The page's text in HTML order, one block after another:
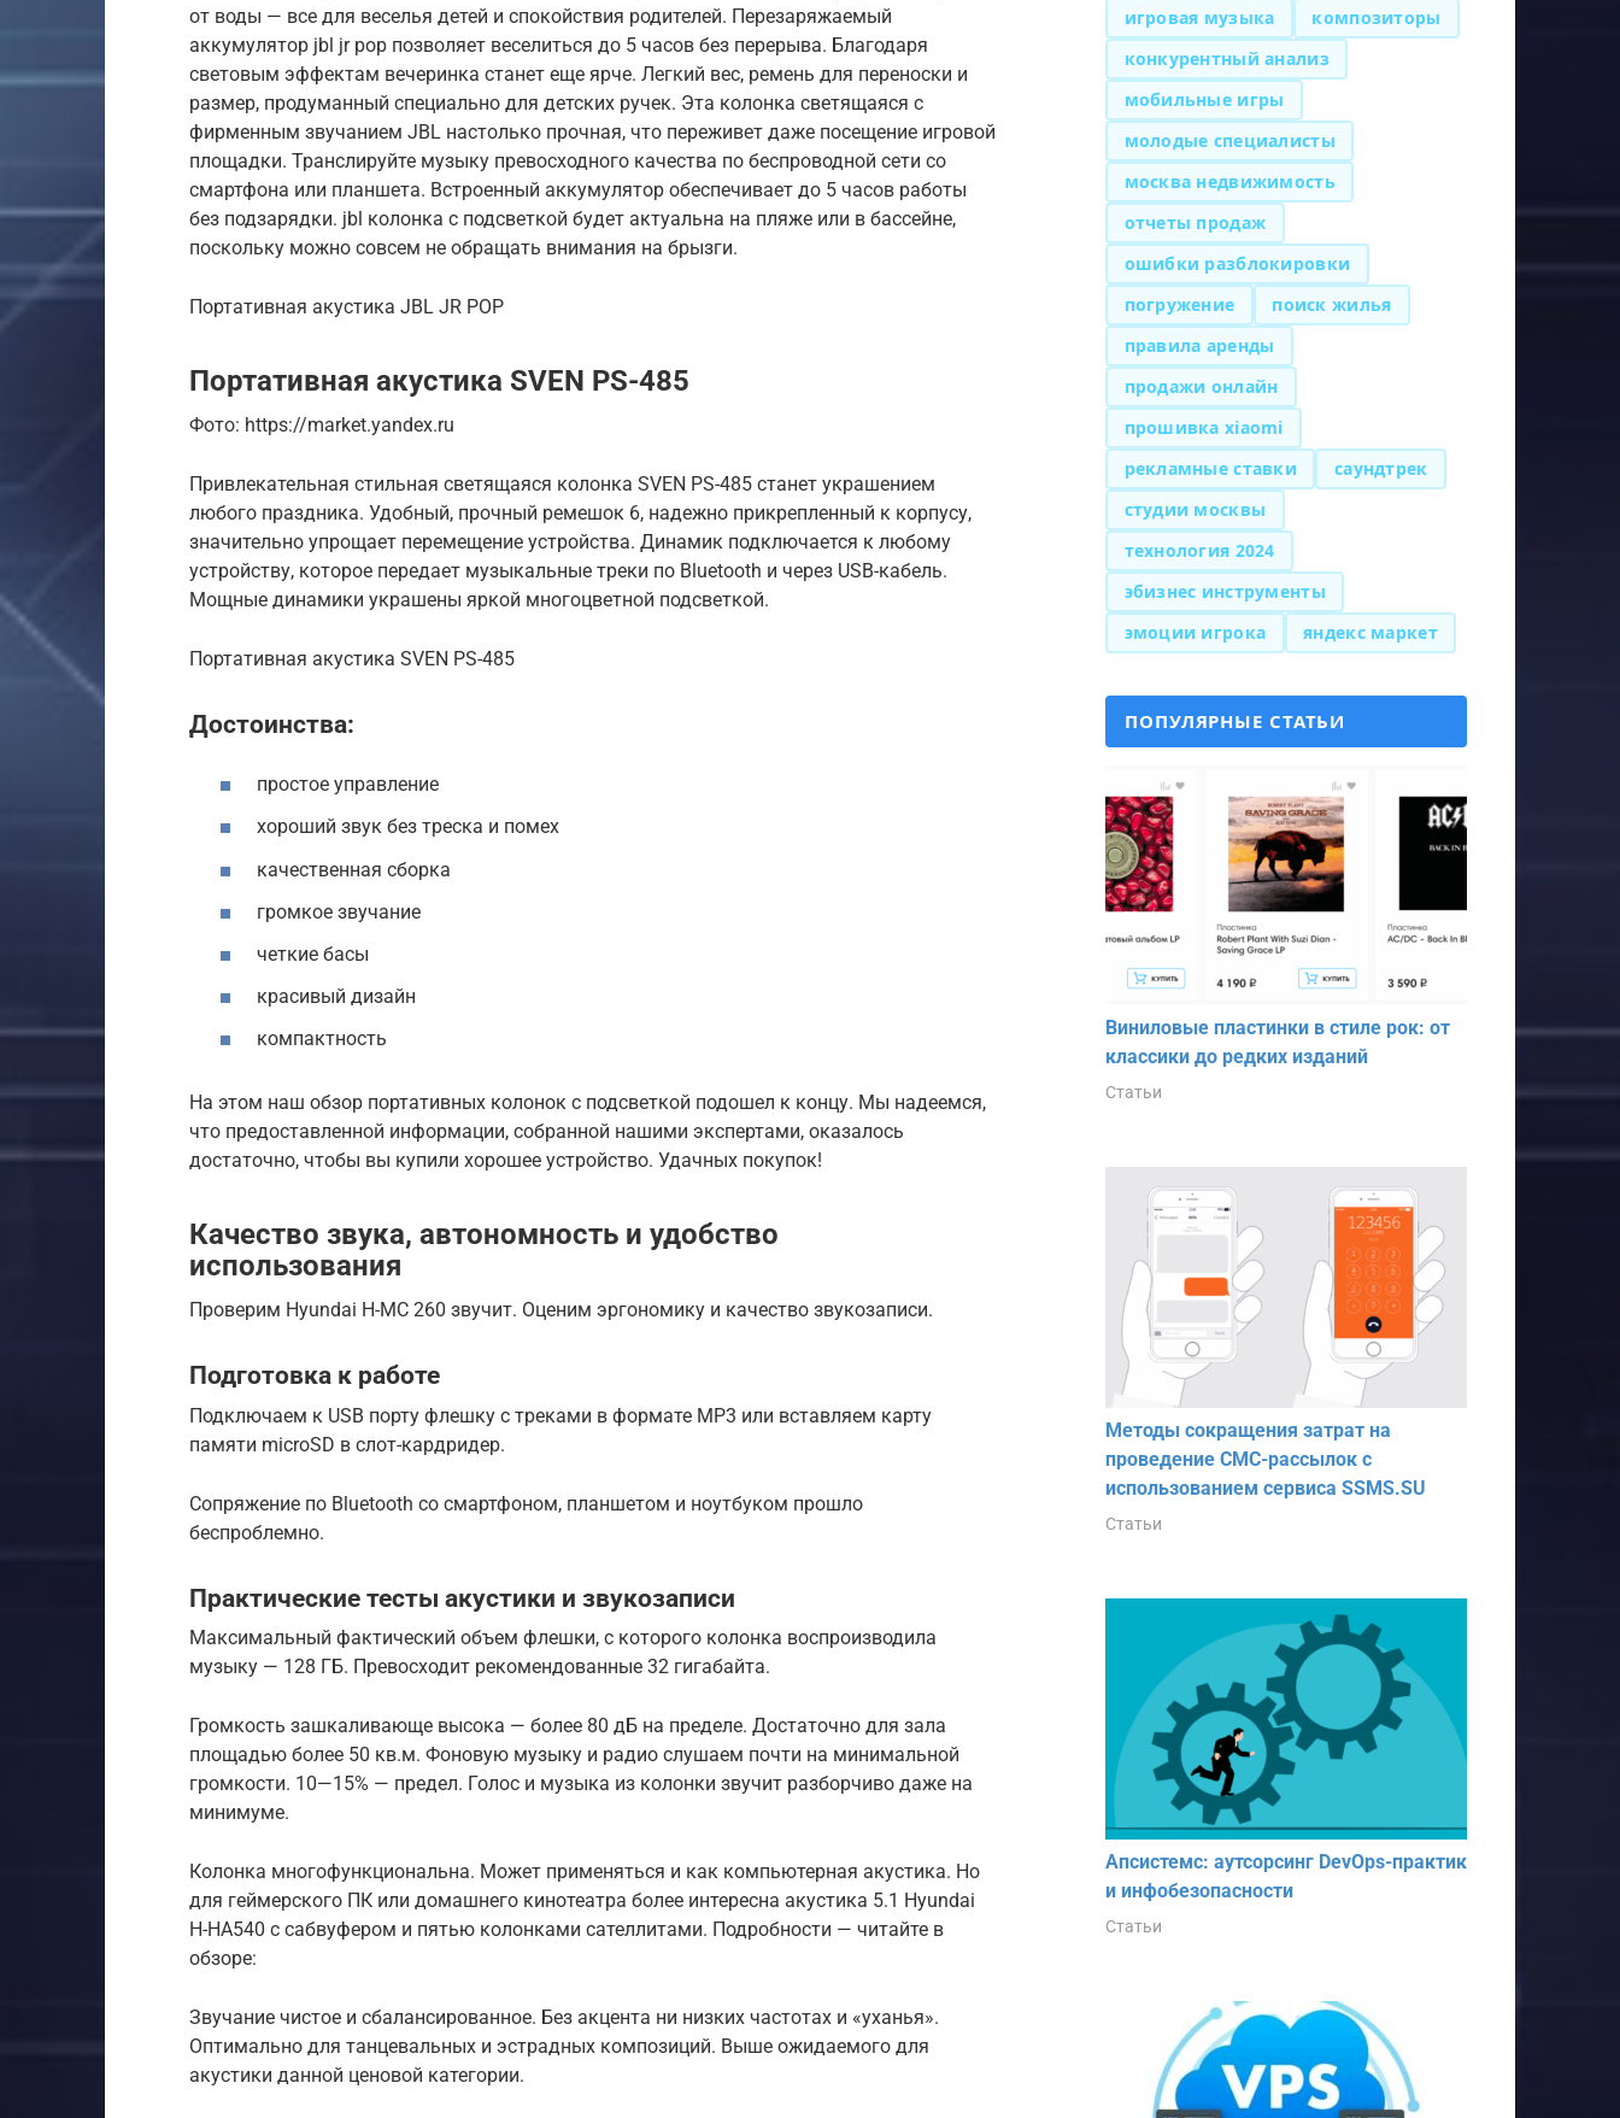
от воды — все для веселья детей и спокойствия родителей. Перезаряжаемый
аккумулятор jbl jr pop позволяет веселиться до 5 часов без перерыва. Благодаря
световым эффектам вечеринка станет еще ярче. Легкий вес, ремень для переноски и
размер, продуманный специально для детских ручек. Эта колонка светящаяся с
фирменным звучанием JBL настолько прочная, что переживет даже посещение игровой
площадки. Транслируйте музыку превосходного качества по беспроводной сети со
смартфона или планшета. Встроенный аккумулятор обеспечивает до 5 часов работы
без подзарядки. jbl колонка с подсветкой будет актуальна на пляже или в бассейне,
поскольку можно совсем не обращать внимания на брызги.
Портативная акустика JBL JR POP
Портативная акустика SVEN PS-485
Фото: https://market.yandex.ru
Привлекательная стильная светящаяся колонка SVEN PS-485 станет украшением
любого праздника. Удобный, прочный ремешок 6, надежно прикрепленный к корпусу,
значительно упрощает перемещение устройства. Динамик подключается к любому
устройству, которое передает музыкальные треки по Bluetooth и через USB-кабель.
Мощные динамики украшены яркой многоцветной подсветкой.
Портативная акустика SVEN PS-485
Достоинства:
простое управление
хороший звук без треска и помех
качественная сборка
громкое звучание
четкие басы
красивый дизайн
компактность
На этом наш обзор портативных колонок с подсветкой подошел к концу. Мы надеемся,
что предоставленной информации, собранной нашими экспертами, оказалось
достаточно, чтобы вы купили хорошее устройство. Удачных покупок!
Качество звука, автономность и удобство
использования
Проверим Hyundai H-MC 260 звучит. Оценим эргономику и качество звукозаписи.
Подготовка к работе
Подключаем к USB порту флешку с треками в формате MP3 или вставляем карту
памяти microSD в слот-кардридер.
Сопряжение по Bluetooth cо смартфоном, планшетом и ноутбуком прошло
беспроблемно.
Практические тесты акустики и звукозаписи
Максимальный фактический объем флешки, с которого колонка воспроизводила
музыку — 128 ГБ. Превосходит рекомендованные 32 гигабайта.
Громкость зашкаливающе высока — более 80 дБ на пределе. Достаточно для зала
площадью более 50 кв.м. Фоновую музыку и радио слушаем почти на минимальной
громкости. 10—15% — предел. Голос и музыка из колонки звучит разборчиво даже на
минимуме.
Колонка многофункциональна. Может применяться и как компьютерная акустика. Но
для геймерского ПК или домашнего кинотеатра более интересна акустика 5.1 Hyundai
H-HA540 с сабвуфером и пятью колонками сателлитами. Подробности — читайте в
обзоре:
Звучание чистое и сбалансированное. Без акцента ни низких частотах и «уханья».
Оптимально для танцевальных и эстрадных композиций. Выше ожидаемого для
акустики данной ценовой категории.
игровая музыка
композиторы
конкурентный анализ
мобильные игры
молодые специалисты
москва недвижимость
отчеты продаж
ошибки разблокировки
погружение
поиск жилья
правила аренды
продажи онлайн
прошивка xiaomi
рекламные ставки
саундтрек
студии москвы
технология 2024
эбизнес инструменты
эмоции игрока
яндекс маркет
ПОПУЛЯРНЫЕ СТАТЬИ
Виниловые пластинки в стиле рок: от
классики до редких изданий
Статьи
Методы сокращения затрат на
проведение СМС-рассылок с
использованием сервиса SSMS.SU
Статьи
Апсистемс: аутсорсинг DevOps-практик
и инфобезопасности
Статьи